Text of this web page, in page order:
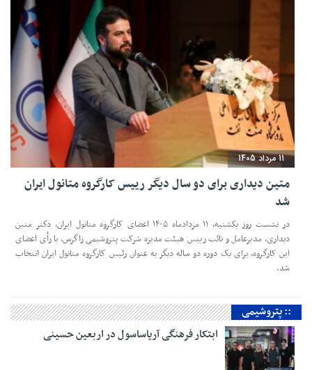
11 مرداد 1405
متین دیداری برای دو سال دیگر رییس کارگروه متانول ایران
شد
در نشست روز یکشنبه، ۱۱ مردادماه ۱۴۰۵ اعضای کارگروه متانول ایران، دکتر متین
دیداری، مدیرعامل و‌ نائب رییس هیئت مدیره شرکت پتروشیمی زاگرس، با رأی اعضای
این کارگروه، برای یک دوره دو ساله دیگر به عنوان رئیس کارگروه متانول ایران انتخاب
شد.
:: پتروشیمی
ابتکار فرهنگی آریاساسول در اربعین حسینی